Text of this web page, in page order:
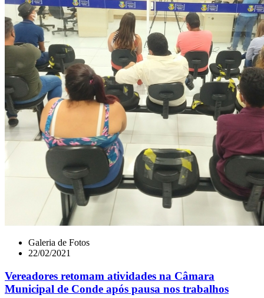
Galeria de Fotos
22/02/2021
Vereadores retomam atividades na Câmara
Municipal de Conde após pausa nos trabalhos